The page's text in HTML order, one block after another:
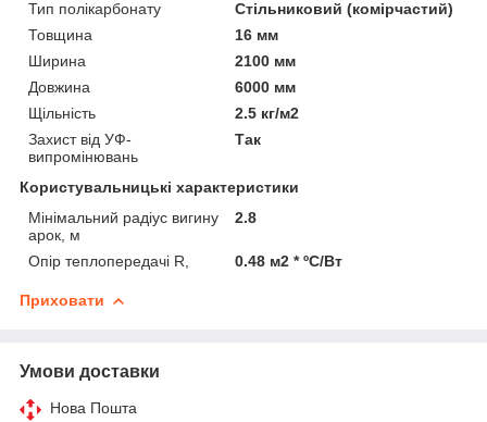
Тип полікарбонату
Стільниковий (комірчастий)
Товщина
16 мм
Ширина
2100 мм
Довжина
6000 мм
Щільність
2.5 кг/м2
Захист від УФ-
випромінювань
Так
Користувальницькі характеристики
Мінімальний радіус вигину
арок, м
2.8
Опір теплопередачі R, 0.48 м2 * ºC/Вт
Приховати
Умови доставки
Нова Пошта